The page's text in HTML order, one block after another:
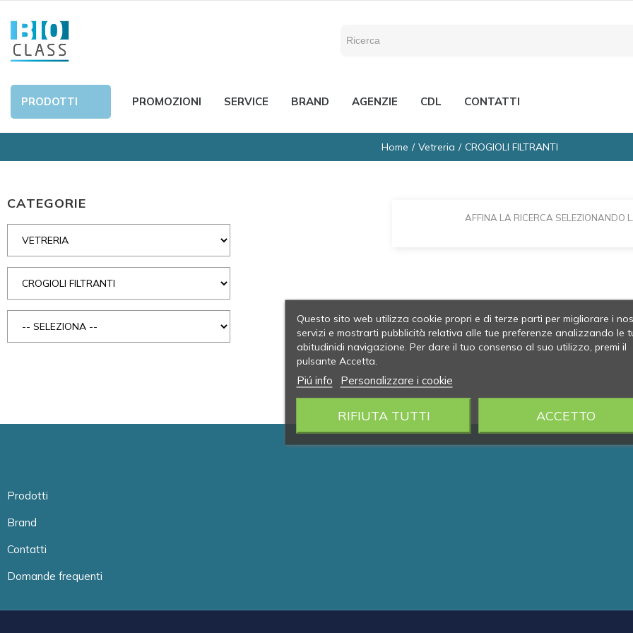
PRODOTTI PROMOZIONI SERVICE BRAND AGENZIE CDL CONTATTI
Home Vetreria CROGIOLI FILTRANTI
CATEGORIE
AFFINA LA RICERCA SELEZIONANDO
Prodotti
Brand
Contatti
Domande frequenti
Questo sito web utilizza cookie propri e di terze parti per migliorare i
servizi e mostrarti pubblicità relativa alle tue preferenze analizzando le
abitudinidi navigazione. Per dare il tuo consenso al suo utilizzo, premi il
pulsante Accetta.
Piú info Personalizzare i cookie
RIFIUTA TUTTI ACCETTO